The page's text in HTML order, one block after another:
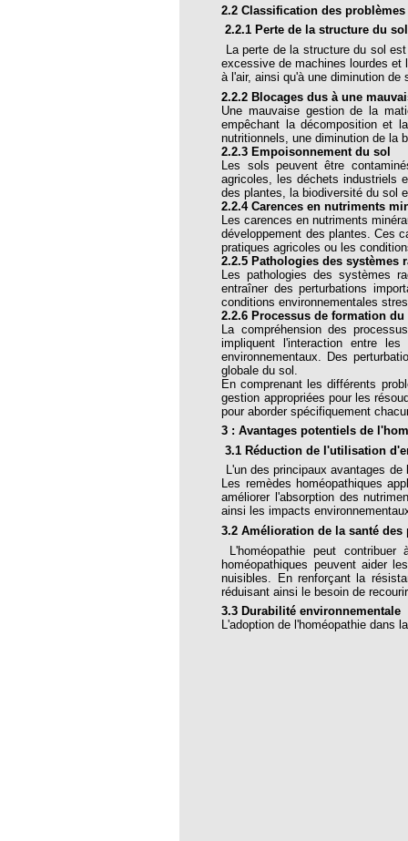
2.2 Classification des
2.2.1 Perte de la structure du sol
La perte de la structure du sol
excessive de machines lourdes et
à l'air, ainsi qu'à une diminution
2.2.2 Blocages dus à une
Une mauvaise gestion de la
empêchant la décomposition et
nutritionnels, une diminution de la
2.2.3 Empoisonnement du sol
Les sols peuvent être
agricoles, les déchets industriels
des plantes, la biodiversité du sol
2.2.4 Carences en nutriments
Les carences en nutriments
développement des plantes. Ces
pratiques agricoles ou les
2.2.5 Pathologies des systèmes
Les pathologies des systèmes
entraîner des perturbations
conditions environnementales
2.2.6 Processus de formation
La compréhension des
impliquent l'interaction entre
environnementaux. Des
globale du sol.
En comprenant les différents
gestion appropriées pour les
pour aborder spécifiquement
3 : Avantages potentiels de
3.1 Réduction de l'utilisation
L'un des principaux avantages
Les remèdes homéopathiques
améliorer l'absorption des
ainsi les impacts
3.2 Amélioration de la santé des
L'homéopathie peut
homéopathiques peuvent aider
nuisibles. En renforçant la
réduisant ainsi le besoin de
3.3 Durabilité environnementale
L'adoption de l'homéopathie dans